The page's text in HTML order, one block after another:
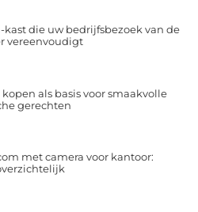
kast die uw bedrijfsbezoek van de
vereenvoudigt
als basis voor smaakvolle
gerechten
met camera voor kantoor: